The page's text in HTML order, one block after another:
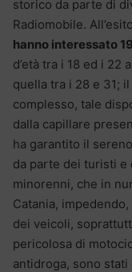
storico da parte di
Radiomobile.
hanno interessato
d’età tra i 18 ed i 22
quella tra i 28 e 31;
complesso, tale
dalla capillare
ha garantito il
da parte dei turisti e
minorenni, che in
Catania,
dei veicoli,
pericolosa di
antidroga, sono